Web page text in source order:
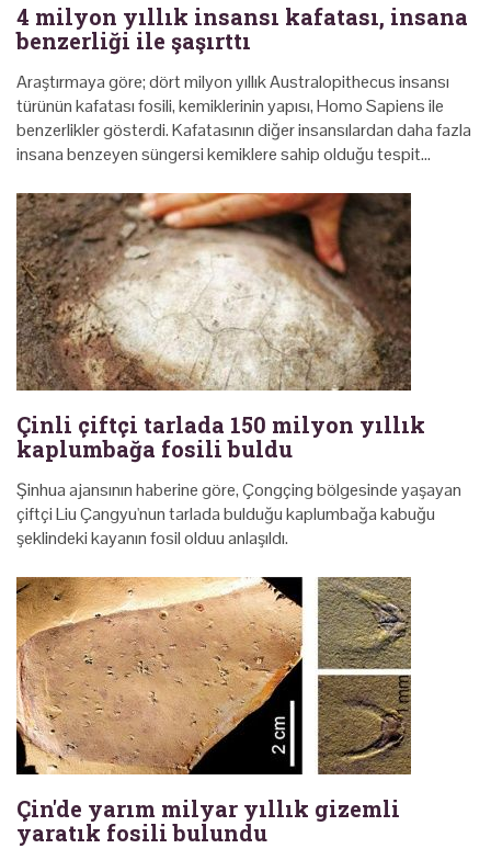
4 milyon yıllık insansı kafatası, insana
benzerliği ile şaşırttı
Araştırmaya göre; dört milyon yıllık Australopithecus insansı
türünün kafatası fosili, kemiklerinin yapısı, Homo Sapiens ile
benzerlikler gösterdi. Kafatasının diğer insansılardan daha fazla
insana benzeyen süngersi kemiklere sahip olduğu tespit…
Çinli çiftçi tarlada 150 milyon yıllık
kaplumbağa fosili buldu
Şinhua ajansının haberine göre, Çongçing bölgesinde yaşayan
çiftçi Liu Çangyu'nun tarlada bulduğu kaplumbağa kabuğu
şeklindeki kayanın fosil olduu anlaşıldı.
Çin'de yarım milyar yıllık gizemli
yaratık fosili bulundu